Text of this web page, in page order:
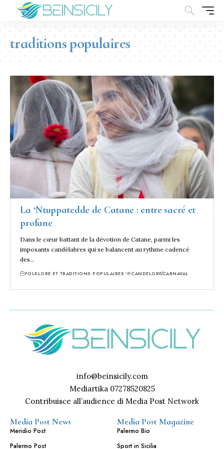
traditions populaires
La ‘Ntuppatedde de Catane : entre sacré et
profane
Dans le cœur battant de la dévotion de Catane, parmi les
imposants candélabres qui se balancent au rythme cadencé
des…
FOLKLORE ET TRADITIONS POPULAIRES CANDELORECARNAVAL
info@beinsicily.com
Mediartika 07278520825
Contribuisce all’audience di Media Post Network
Media Post News
Meridio Post
Palermo Post
Media Post Magazine
Palermo Bio
Sport in Sicilia